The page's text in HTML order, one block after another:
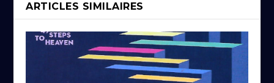
ARTICLES SIMILAIRES